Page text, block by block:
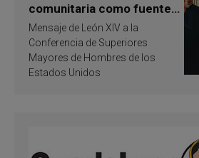
comunitaria como fuente
de inspiración y
santificación
Mensaje de León XIV a la
Conferencia de Superiores
Mayores de Hombres de los
Estados Unidos